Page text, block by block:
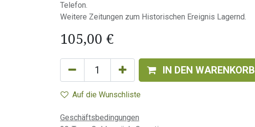
Telefon.
Weitere Zeitungen zum Historischen Ereignis Lagernd.
105,00 €
IN DEN WARENKORB
Auf die Wunschliste
Geschäftsbedingungen